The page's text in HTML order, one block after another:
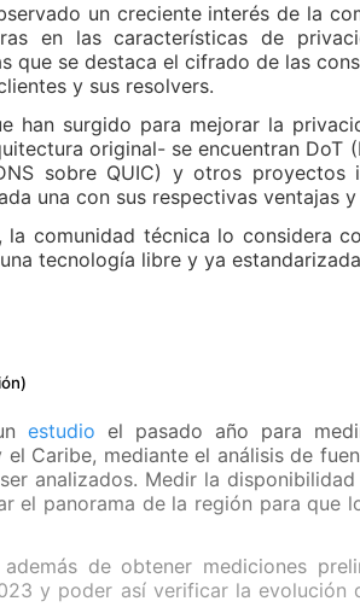
un creciente interés de la
en las características de
que se destaca el cifrado de las
y sus resolvers.
han surgido para mejorar la
original- se encuentran DoT
sobre QUIC) y otros proyectos
una con sus respectivas ventajas
la comunidad técnica lo considera
tecnología libre y ya
estudio el pasado año para
Caribe, mediante el análisis de
analizados. Medir la
el panorama de la región para que
de obtener mediciones
y poder así verificar la evolución